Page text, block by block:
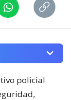
policial